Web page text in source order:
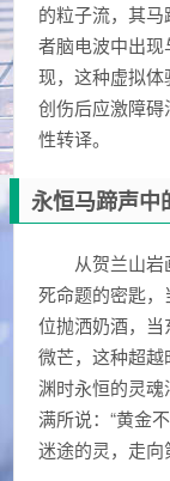
的粒子流，其
者脑电波中出
现，这种虚拟
创伤后应激障
性转译。
永恒马蹄声中
从贺兰山
死命题的密匙
位抛洒奶酒，
微芒，这种超
渊时永恒的灵
满所说：“黄金
迷途的灵，走向